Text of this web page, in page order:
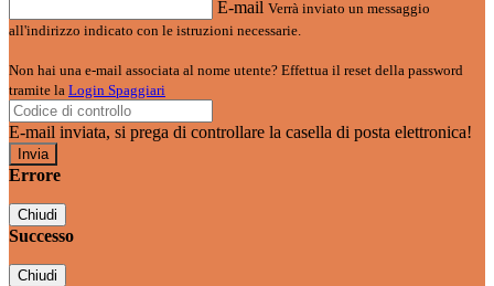
E-mail Verrà inviato un messaggio
all'indirizzo indicato con le istruzioni necessarie.
Non hai una e-mail associata al nome utente? Effettua il reset della password
tramite la Login Spaggiari
E-mail inviata, si prega di controllare la casella di posta elettronica!
Errore
Chiudi
Successo
Chiudi